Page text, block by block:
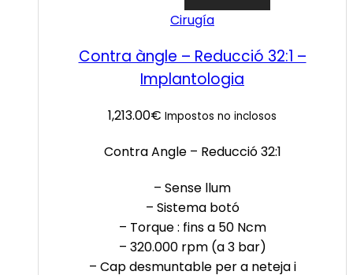
Cirugía
Contra àngle – Reducció 32:1 –
Implantologia
1,213.00€ Impostos no inclosos
Contra Angle – Reducció 32:1
– Sense llum
– Sistema botó
– Torque : fins a 50 Ncm
– 320.000 rpm (a 3 bar)
– Cap desmuntable per a neteja i